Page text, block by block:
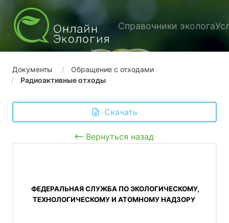
Справочники эколога
Документы
Обращение с отходами
Радиоактивные отходы
Скачать
Вернуться назад
ТЕХНОЛОГИЧЕСКОМУ И АТОМНОМУ НАДЗОРУ